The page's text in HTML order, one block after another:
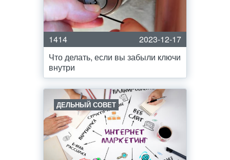
1414
2023-12-17
Что делать, если вы забыли ключи
внутри
ДЕЛЬНЫЙ СОВЕТ